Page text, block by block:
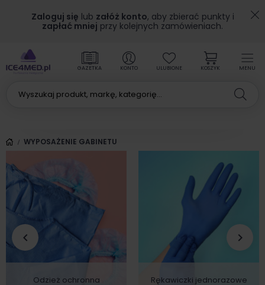
Zaloguj się lub załóż konto, aby zbierać punkty i
zapłać mniej przy kolejnych zamówieniach.
MENU
GAZETKA KONTO ULUBIONE KOSZYK
WYPOSAŻENIE GABINETU
Odzież ochronna Rękawiczki jednorazowe
Poprzedni
keyboard_arrow_left keyboard_arrow_right